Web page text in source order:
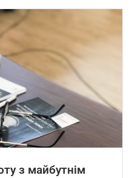
з майбутнім